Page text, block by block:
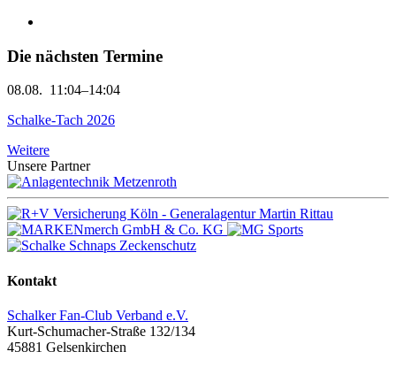
Die nächsten Termine
08.08. 11:04–14:04
Schalke-Tach 2026
Weitere
Unsere Partner
Kontakt
Schalker Fan-Club Verband e.V.
Kurt-Schumacher-Straße 132/134
45881 Gelsenkirchen